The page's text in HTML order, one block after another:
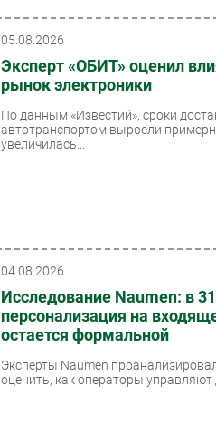
05.08.2026
Эксперт «ОБИТ» оценил
рынок электроники
По данным «Известий», сроки
автотранспортом выросли
увеличилась...
04.08.2026
Исследование Naumen: в
персонализация на
остается формальной
Эксперты Naumen
оценить, как операторы